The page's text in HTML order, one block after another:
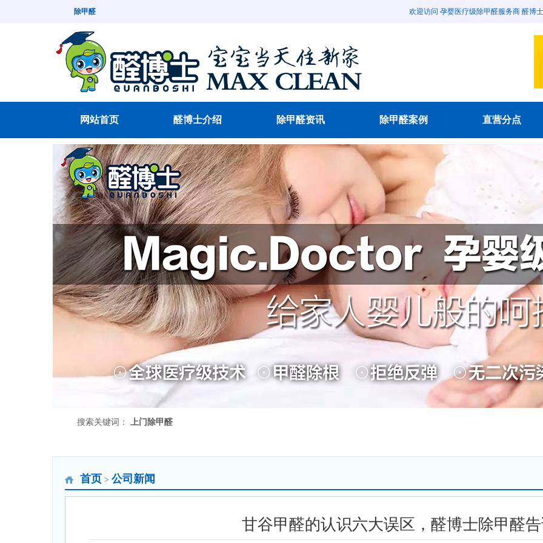
欢迎访问 孕婴医疗级除甲醛服务商 醛博
除甲醛
网站首页 醛博士介绍 除甲醛资讯 除甲醛案例 直营分点
搜索关键词： 上门除甲醛
首页 > 公司新闻
甘谷甲醛的认识六大误区，醛博士除甲醛